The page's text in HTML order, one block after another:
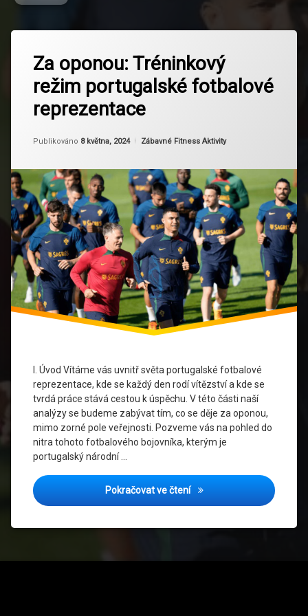
Za oponou: Tréninkový
režim portugalské fotbalové
reprezentace
Publikováno 8 května, 2024
Aktualizováno 8 května, 2024
Od Ruby
Kategorie:
Zábavné Fitness Aktivity
I. Úvod Vítáme vás uvnitř světa portugalské fotbalové
reprezentace, kde se každý den rodí vítězství a kde se
tvrdá práce stává cestou k úspěchu. V této části naší
analýzy se budeme zabývat tím, co se děje za oponou,
mimo zorné pole veřejnosti. Pozveme vás na pohled do
nitra tohoto fotbalového bojovníka, kterým je
portugalský národní …
Pokračovat ve čteníZa oponou: Tréninkový
Fotbal
příprava
Mentální
Portugalská
fotbalová
reprezentace
Regenerace
Sportovní
výkon
Technologie
ve sportu
Tréninkový
režim
Výživa
komentář
na
Za
oponou:
Tréninkový
režim
fotbalové